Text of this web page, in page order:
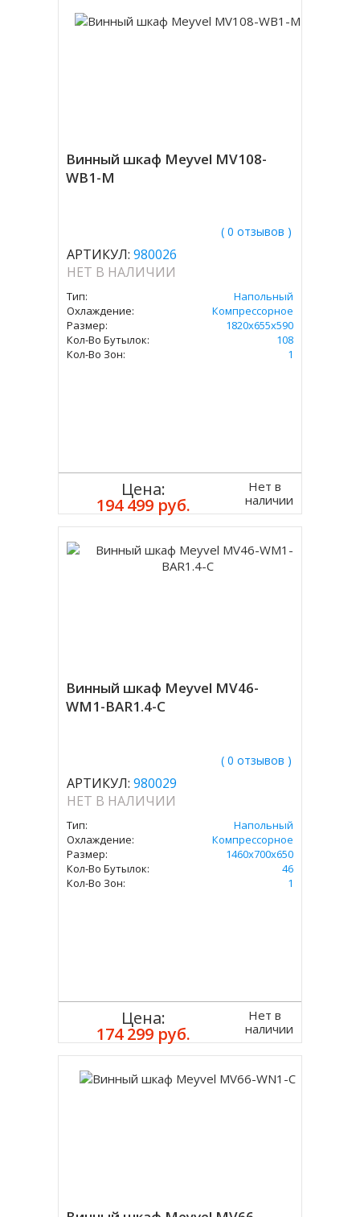
Винный шкаф Meyvel MV108-
WB1-M
( 0 отзывов )
АРТИКУЛ: 980026
НЕТ В НАЛИЧИИ
Тип:
Напольный
Охлаждение:
Компрессорное
Размер:
1820х655х590
Кол-Во Бутылок:
108
Кол-Во Зон:
1
Цена:
194 499 руб.
Нет в
наличии
Винный шкаф Meyvel MV46-
WM1-BAR1.4-C
( 0 отзывов )
АРТИКУЛ: 980029
НЕТ В НАЛИЧИИ
Тип:
Напольный
Охлаждение:
Компрессорное
Размер:
1460х700х650
Кол-Во Бутылок:
46
Кол-Во Зон:
1
Цена:
174 299 руб.
Нет в
наличии